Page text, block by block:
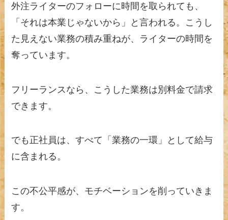
外注ライターのフォローに時間を取られても、
「それは本業じゃないから」と言われる。こうし
た見えない業務の積み重ねが、ライターの時間を
奪っています。
フリーランスなら、こうした業務は別料金で請求
できます。
でも正社員は、すべて「業務の一環」として給与
に含まれる。
この不公平感が、モチベーションを削っていきま
す。